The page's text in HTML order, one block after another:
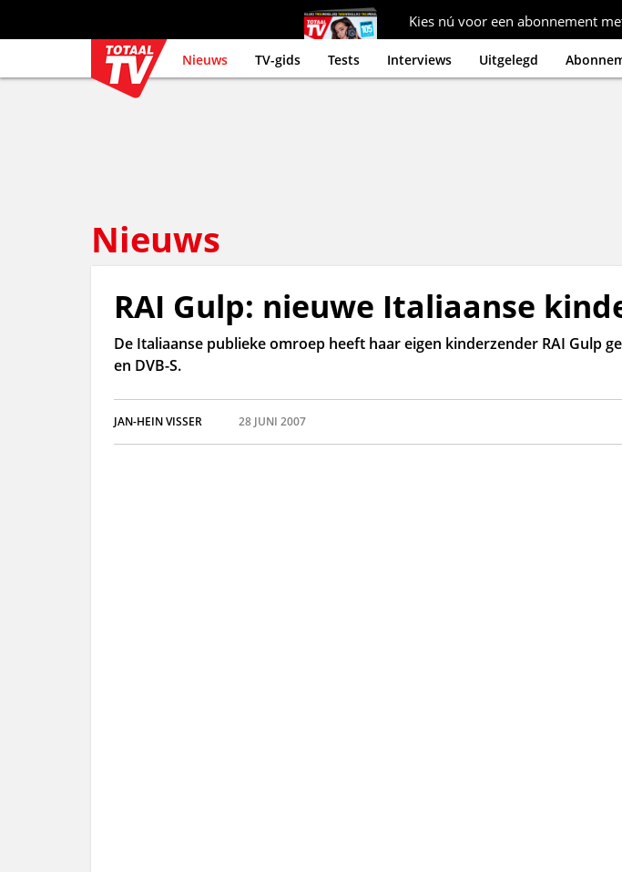
Kies nú voor een abonnement
Nieuws TV-gids Tests Interviews Uitgelegd
Nieuws
RAI Gulp: nieuwe Italiaanse
De Italiaanse publieke omroep heeft haar eigen kinderzender RAI Gulp
en DVB-S.
JAN-HEIN VISSER 28 JUNI 2007